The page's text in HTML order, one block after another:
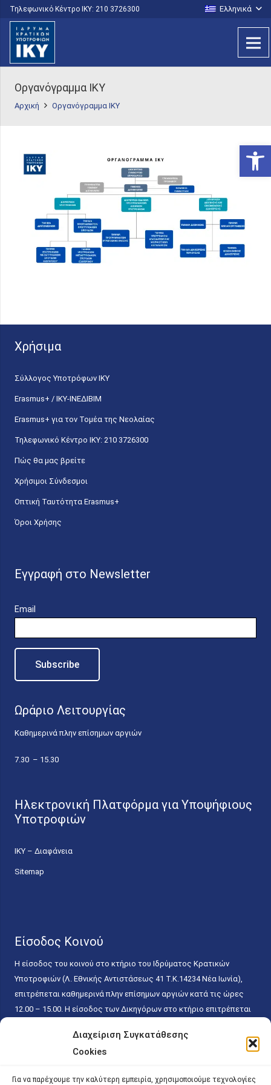
Διαχείριση Συγκατάθεσης
Cookies
Για να παρέχουμε την καλύτερη εμπειρία, χρησιμοποιούμε τεχνολογίες
Τηλεφωνικό Κέντρο IKY: 210 3726300 Ελληνικά
Οργανόγραμμα IKY
Αρχική Οργανόγραμμα IKY
Χρήσιμα
Σύλλογος Υποτρόφων ΙΚΥ
Erasmus+ / ΙΚΥ-ΙΝΕΔΙΒΙΜ
Erasmus+ για τον Τομέα της Νεολαίας
Τηλεφωνικό Κέντρο IKY: 210 3726300
Πώς θα μας βρείτε
Χρήσιμοι Σύνδεσμοι
Οπτική Ταυτότητα Erasmus+
Όροι Χρήσης
Εγγραφή στο Newsletter
Email
Ωράριο Λειτουργίας
Καθημερινά πλην επίσημων αργιών
7.30 – 15.30
Ηλεκτρονική Πλατφόρμα για Υποψήφιους
Υποτροφιών
ΙΚΥ – Διαφάνεια
Sitemap
Είσοδος Κοινού
Η είσοδος του κοινού στο κτήριο του Ιδρύματος Κρατικών
Υποτροφιών (Λ. Εθνικής Αντιστάσεως 41 T.K.14234 Νέα Ιωνία),
επιτρέπεται καθημερινά πλην επίσημων αργιών κατά τις ώρες
12.00 – 15.00. Η είσοδος των Δικηγόρων στο κτήριο επιτρέπεται
κάθε εργάσιμη ημέρα και ώρα χωρίς κανέναν χρονικό ή άλλο
περιορισμό. Η είσοδος του κοινού ειδικά στο γραφείο του